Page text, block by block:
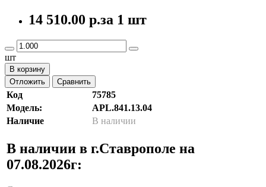
14 510.00 р.за 1 шт
шт
В корзину
Отложить
Сравнить
Код
75785
Модель:
APL.841.13.04
Наличие
В наличии
В наличии в г.Ставрополе на
07.08.2026г: